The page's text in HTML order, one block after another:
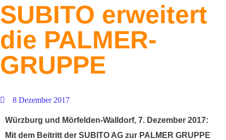
SUBITO erweitert
die PALMER-
GRUPPE
8 Dezember 2017
Würzburg und Mörfelden-Walldorf, 7. Dezember 2017:
Mit dem Beitritt der SUBITO AG zur PALMER GRUPPE